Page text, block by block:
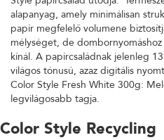
alapanyag, amely minimálisan
papír megfelelő volumene
mélységet, de
kínál. A papírcsaládnak jelenleg
világos tónusú, azaz digitális
Color Style Fresh White 300g:
legvilágosabb tagja.
Color Style Recycling